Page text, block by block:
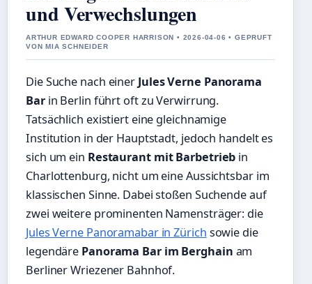
und Verwechslungen
ARTHUR EDWARD COOPER HARRISON • 2026-04-06 • GEPRUFT
VON MIA SCHNEIDER
Die Suche nach einer Jules Verne Panorama
Barin Berlin führt oft zu Verwirrung.
Tatsächlich existiert eine gleichnamige
Institution in der Hauptstadt, jedoch handelt es
sich um ein Restaurant mit Barbetrieb in
Charlottenburg, nicht um eine Aussichtsbar im
klassischen Sinne. Dabei stoßen Suchende auf
zwei weitere prominenten Namensträger: die
Jules Verne Panoramabar in Zürich sowie die
legendäre Panorama Bar im Berghain am
Berliner Wriezener Bahnhof.